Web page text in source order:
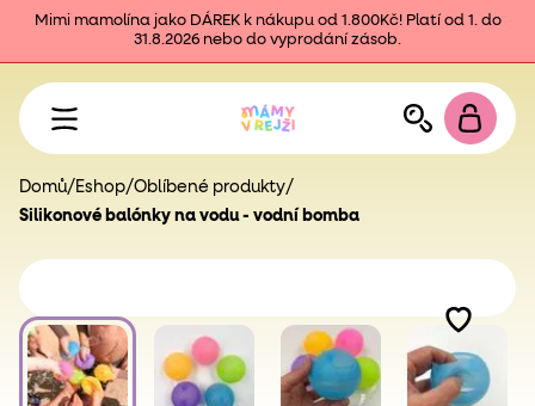
Mimi mamolína jako DÁREK k nákupu od 1.800Kč! Platí od 1. do
31.8.2026 nebo do vyprodání zásob.
Domů/ Eshop/Oblíbené produkty/
Silikonové balónky na vodu - vodní bomba